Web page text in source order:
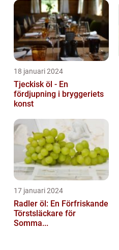
18 januari 2024
Tjeckisk öl - En
fördjupning i bryggeriets
konst
17 januari 2024
Radler öl: En Förfriskande
Törstsläckare för
Somma...